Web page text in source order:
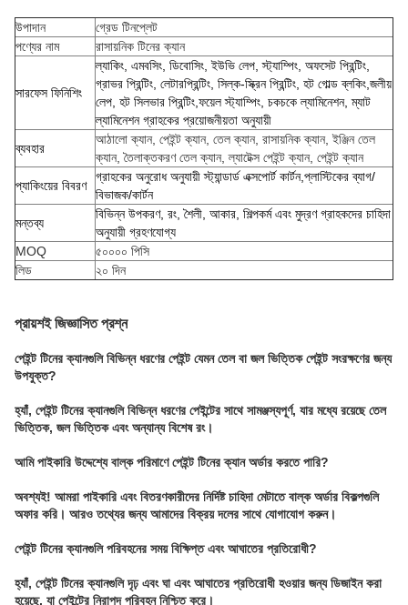
উপাদান
গ্রেড টিনপ্লেট
পণ্যের নাম
রাসায়নিক টিনের ক্যান
সারফেস ফিনিশিং
ল্যাকিং, এমবসিং, ডিবোসিং, ইউভি লেপ, স্ট্যাম্পিং, অফসেট প্রিন্টিং,
গ্রাভর প্রিন্টিং, লেটারপ্রিন্টিং, সিল্ক-স্ক্রিন প্রিন্টিং, হট গোল্ড ব্লকিং,জলীয়
লেপ, হট সিলভার প্রিন্টিং,ফয়েল স্ট্যাম্পিং, চকচকে ল্যামিনেশন, ম্যাট
ল্যামিনেশন গ্রাহকের প্রয়োজনীয়তা অনুযায়ী
ব্যবহার
আঠালো ক্যান, পেইন্ট ক্যান, তেল ক্যান, রাসায়নিক ক্যান, ইঞ্জিন তেল
ক্যান, তৈলাক্তকরণ তেল ক্যান, ল্যাটেক্স পেইন্ট ক্যান, পেইন্ট ক্যান
প্যাকিংয়ের বিবরণ
গ্রাহকের অনুরোধ অনুযায়ী স্ট্যান্ডার্ড এক্সপোর্ট কার্টন,প্লাস্টিকের ব্যাগ/
বিভাজক/কার্টন
মন্তব্য
বিভিন্ন উপকরণ, রং, শৈলী, আকার, শিল্পকর্ম এবং মুদ্রণ গ্রাহকদের চাহিদা
অনুযায়ী গ্রহণযোগ্য
MOQ
৫০০০০ পিসি
লিড
২০ দিন
প্রায়শই জিজ্ঞাসিত প্রশ্ন
পেইন্ট টিনের ক্যানগুলি বিভিন্ন ধরণের পেইন্ট যেমন তেল বা জল ভিত্তিক পেইন্ট সংরক্ষণের জন্য
উপযুক্ত?
হ্যাঁ, পেইন্ট টিনের ক্যানগুলি বিভিন্ন ধরণের পেইন্টের সাথে সামঞ্জস্যপূর্ণ, যার মধ্যে রয়েছে তেল
ভিত্তিক, জল ভিত্তিক এবং অন্যান্য বিশেষ রং।
আমি পাইকারি উদ্দেশ্যে বাল্ক পরিমাণে পেইন্ট টিনের ক্যান অর্ডার করতে পারি?
অবশ্যই! আমরা পাইকারি এবং বিতরণকারীদের নির্দিষ্ট চাহিদা মেটাতে বাল্ক অর্ডার বিকল্পগুলি
অফার করি। আরও তথ্যের জন্য আমাদের বিক্রয় দলের সাথে যোগাযোগ করুন।
পেইন্ট টিনের ক্যানগুলি পরিবহনের সময় বিক্ষিপ্ত এবং আঘাতের প্রতিরোধী?
হ্যাঁ, পেইন্ট টিনের ক্যানগুলি দৃঢ় এবং ঘা এবং আঘাতের প্রতিরোধী হওয়ার জন্য ডিজাইন করা
হয়েছে, যা পেইন্টের নিরাপদ পরিবহন নিশ্চিত করে।